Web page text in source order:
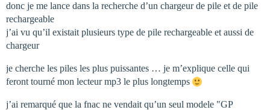
donc je me lance dans la recherche d’un chargeur de pile et de pile
rechargeable
j’ai vu qu’il existait plusieurs type de pile rechargeable et aussi de
chargeur
je cherche les piles les plus puissantes … je m’explique celle qui
feront tourné mon lecteur mp3 le plus longtemps
j’ai remarqué que la fnac ne vendait qu’un seul modele "GP